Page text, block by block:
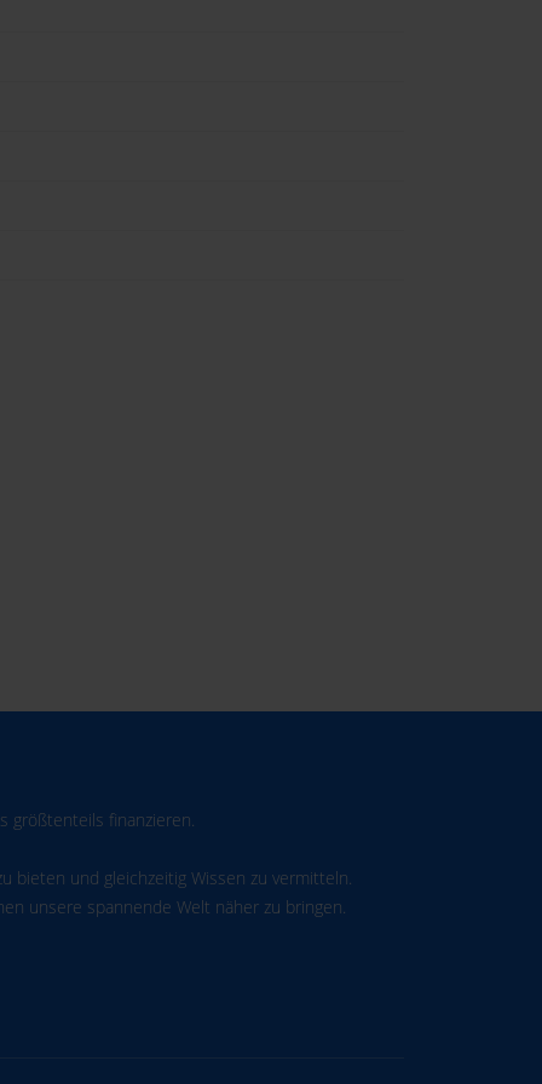
größtenteils finanzieren.
bieten und gleichzeitig Wissen zu vermitteln.
unsere spannende Welt näher zu bringen.